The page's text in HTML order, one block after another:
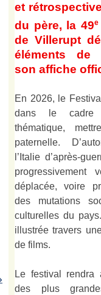
et
du père, la 49e
de Villerupt
éléments de
son affiche
En 2026, le
dans le cadre
thématique,
paternelle.
l’Italie d’après-
progressivement
déplacée, voire
des mutations
culturelles du
illustrée travers
de films.
Le festival rendra
des plus